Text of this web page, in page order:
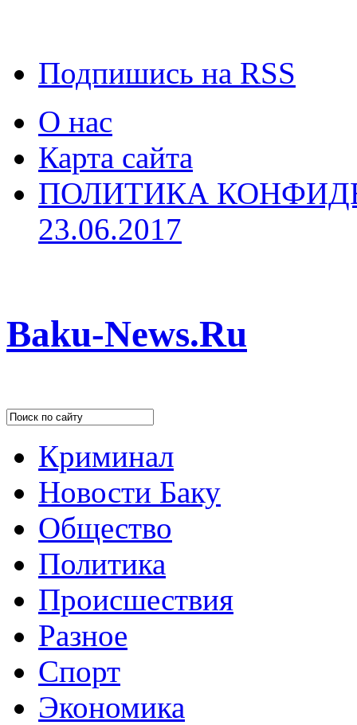
Подпишись на RSS
О нас
Карта сайта
ПОЛИТИКА
23.06.2017
Baku-News.Ru
Криминал
Новости Баку
Общество
Политика
Происшествия
Разное
Спорт
Экономика